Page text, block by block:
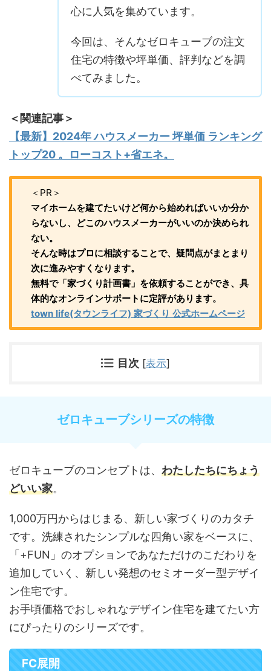
心に人気を集めています。
今回は、そんなゼロキューブの注文
住宅の特徴や坪単価、評判などを調
べてみました。
＜関連記事＞
【最新】2024年 ハウスメーカー 坪単価 ランキング
トップ20 。ローコスト+省エネ。
＜PR＞
マイホームを建てたいけど何から始めればいいか分か
らないし、どこのハウスメーカーがいいのか決められ
ない。
そんな時はプロに相談することで、疑問点がまとまり
次に進みやすくなります。
無料で「家づくり計画書」を依頼することができ、具
体的なオンラインサポートに定評があります。
town life(タウンライフ) 家づくり 公式ホームページ
目次 [表示]
ゼロキューブシリーズの特徴
ゼロキューブのコンセプトは、 わたしたちにちょう
どいい家。
1,000万円からはじまる、新しい家づくりのカタチ
です。洗練されたシンプルな四角い家をベースに、
「+FUN」のオプションであなただけのこだわりを
追加していく、新しい発想のセミオーダー型デザイ
ン住宅です。
お手頃価格でおしゃれなデザイン住宅を建てたい方
にぴったりのシリーズです。
FC展開